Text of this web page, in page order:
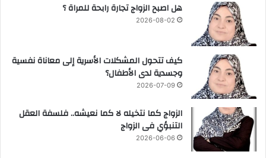
هل اصبح الزواج تجارة رابحة للمراة ؟
2026-08-02
كيف تتحول المشكلات الأسرية إلى معاناة نفسية
وجسدية لدى الأطفال؟
2026-07-09
الزواج كما نتخيله لا كما نعيشه.. فلسفة العقل
التنبؤي فى الزواج
2026-06-06